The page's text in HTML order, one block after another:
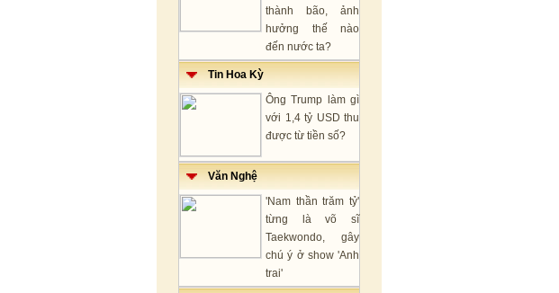
thành bão, ảnh
hưởng thế nào
đến nước ta?
Tin Hoa Kỳ
Ông Trump làm gì
với 1,4 tỷ USD thu
được từ tiền số?
Văn Nghệ
'Nam thần trăm tỷ'
từng là võ sĩ
Taekwondo, gây
chú ý ở show 'Anh
trai'